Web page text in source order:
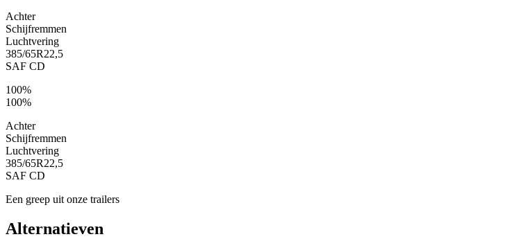
Achter
Schijfremmen
Luchtvering
385/65R22,5
SAF CD
100%
100%
Achter
Schijfremmen
Luchtvering
385/65R22,5
SAF CD
Een greep uit onze trailers
Alternatieven